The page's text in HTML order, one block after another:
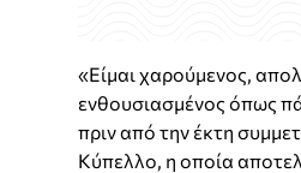
«Είμαι χαρούμενος,
ενθουσιασμένος όπως
πριν από την έκτη
Κύπελλο, η οποία